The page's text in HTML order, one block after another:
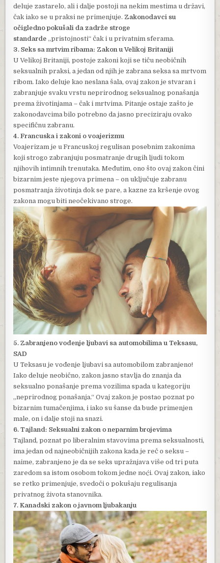
deluje zastarelo, ali i dalje postoji na nekim mestima u državi,
čak iako se u praksi ne primenjuje. Zakonodavci su
očigledno pokušali da zadrže stroge
standarde „pristojnosti“ čak i u privatnim sferama.
3. Seks sa mrtvim ribama: Zakon u Velikoj Britaniji
U Velikoj Britaniji, postoje zakoni koji se tiču neobičnih
seksualnih praksi, a jedan od njih je zabrana seksa sa mrtvom
ribom. Iako deluje kao neslana šala, ovaj zakon je stvaran i
zabranjuje svaku vrstu neprirodnog seksualnog ponašanja
prema životinjama – čak i mrtvima. Pitanje ostaje zašto je
zakonodavcima bilo potrebno da jasno preciziraju ovako
specifičnu zabranu.
4. Francuska i zakoni o voajerizmu
Voajerizam je u Francuskoj regulisan posebnim zakonima
koji strogo zabranjuju posmatranje drugih ljudi tokom
njihovih intimnih trenutaka. Međutim, ono što ovaj zakon čini
bizarnim jeste njegova primena – on uključuje zabranu
posmatranja životinja dok se pare, a kazne za kršenje ovog
zakona mogu biti neočekivano stroge.
5. Zabranjeno vođenje ljubavi sa automobilima u Teksasu,
SAD
U Teksasu je vođenje ljubavi sa automobilom zabranjeno!
Iako deluje neobično, zakon jasno stavlja do znanja da
seksualno ponašanje prema vozilima spada u kategoriju
„neprirodnog ponašanja.“ Ovaj zakon je postao poznat po
bizarnim tumačenjima, i iako su šanse da bude primenjen
male, on i dalje stoji na snazi.
6. Tajland: Seksualni zakon o neparnim brojevima
Tajland, poznat po liberalnim stavovima prema seksualnosti,
ima jedan od najneobičnijih zakona kada je reč o seksu –
naime, zabranjeno je da se seks upražnjava više od tri puta
zaredom sa istom osobom tokom jedne noći. Ovaj zakon, iako
se retko primenjuje, svedoči o pokušaju regulisanja
privatnog života stanovnika.
7. Kanadski zakon o javnom ljubakanju